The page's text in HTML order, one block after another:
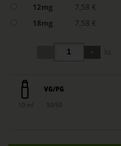
12mg
7,58 €
18mg
7,58 €
ks
10 ml 50/50